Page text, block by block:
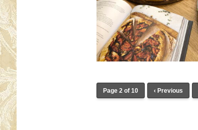
Page 2 of 10 ‹ Previous